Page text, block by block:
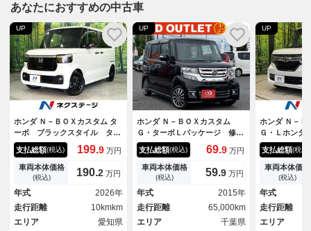
あなたにおすすめの中古車
UP
ホンダ Ｎ－ＢＯＸカスタム タ
ーボ ブラックスタイル ター
ボ 届出済未使用車 両側電動
ドア バックカメラ 衝突被害
軽減システム パドルシフト
コーナーセンサー スマートキ
ー ＬＥＤヘッド 純正１５イ
ンチアルミ オートハイビー
ム 車線逸脱警報
支払総額(税込) 199.9 万円
車両本体価格
(税込) 190.2 万円
年式
2026年
走行距離
10kmkm
エリア
愛知県
UP
ホンダ Ｎ－ＢＯＸカスタム
Ｇ・ターボＬパッケージ 修復
歴なし ワンオーナー ター
ボ ナビ Ｂｌｕｅｔｏｏｔ
ｈ 衝突軽減ブレーキ バック
カメラ 両側パワースライドド
ア クルーズコントロール ス
マートキー プッシュスター
ト ＨＩＤヘッドライト 整備
保証付
支払総額(税込) 69.9 万円
車両本体価格
(税込) 59.9 万円
年式
2015年
走行距離
65,000km
エリア
千葉県
UP
ホンダ Ｎ－Ｂ
Ｇ・Ｌホンダ
スライドド
バックカメラ
ステム 禁
マートキー
ルトインＥＴ
チアルミ 車
トライト
支払総額(税込)
車両本体価格
(税込)
年式
走行距離
エリア